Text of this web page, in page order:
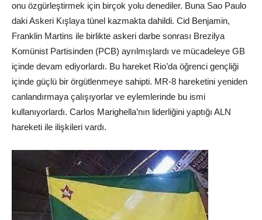
onu özgürleştirmek için birçok yolu denediler. Buna Sao Paulo
daki Askeri Kışlaya tünel kazmakta dahildi. Cid Benjamin,
Franklin Martins ile birlikte askeri darbe sonrası Brezilya
Komünist Partisinden (PCB) ayrılmışlardı ve mücadeleye GB
içinde devam ediyorlardı. Bu hareket Rio’da öğrenci gençliği
içinde güçlü bir örgütlenmeye sahipti. MR-8 hareketini yeniden
canlandırmaya çalışıyorlar ve eylemlerinde bu ismi
kullanıyorlardı. Carlos Marighella’nın liderliğini yaptığı ALN
hareketi ile ilişkileri vardı.